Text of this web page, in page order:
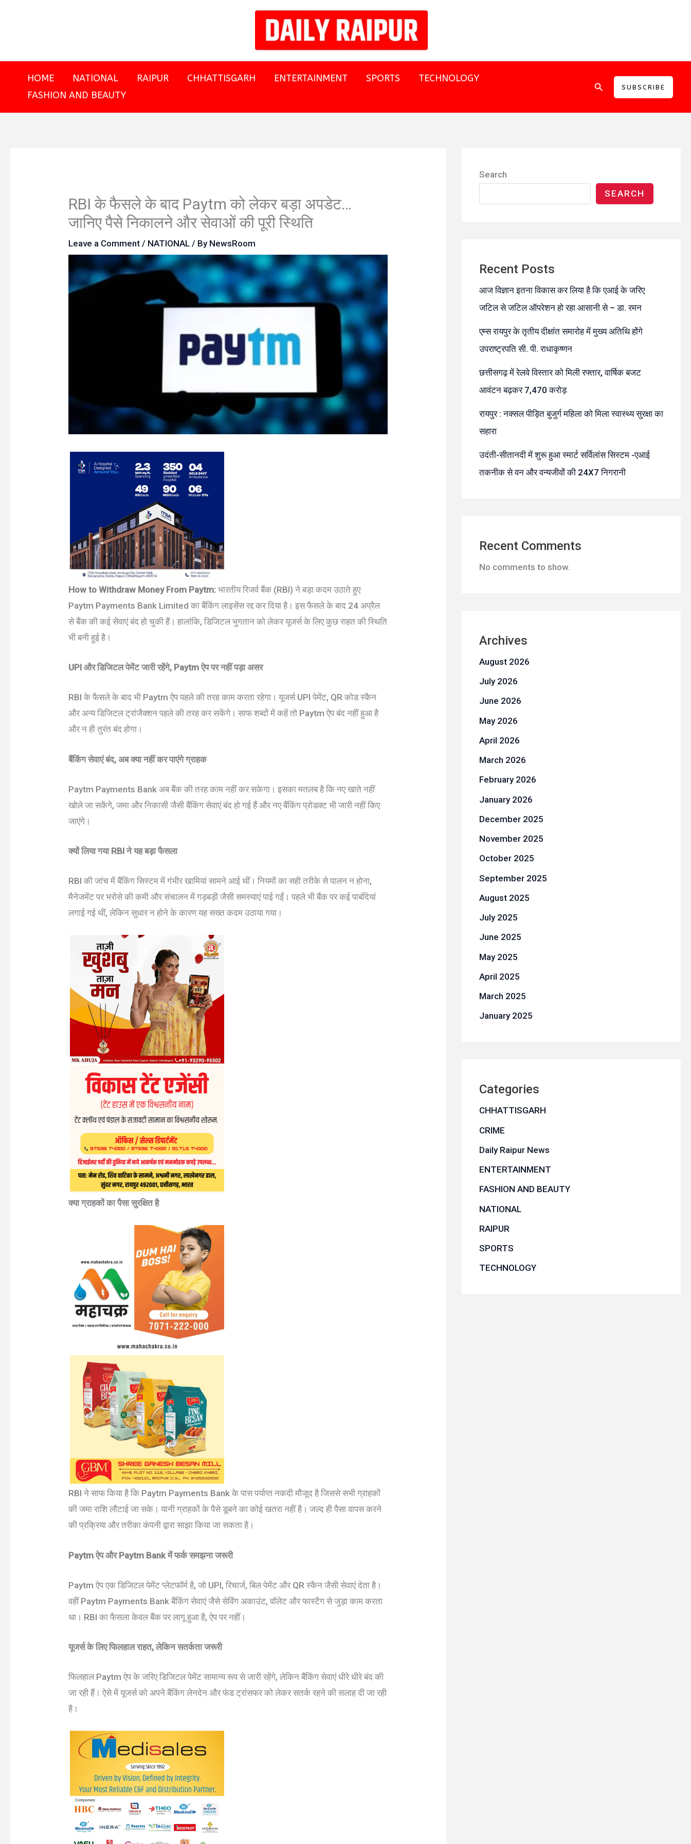
HOME NATIONAL RAIPUR CHHATTISGARH ENTERTAINMENT SPORTS
TECHNOLOGY
FASHION AND BEAUTY
SearchSUBSCRIBE
RBI के फैसले के बाद Paytm को लेकर बड़ा अपडेट…
जानिए पैसे निकालने और सेवाओं की पूरी स्थिति
Leave a Comment / NATIONAL / By NewsRoom
How to Withdraw Money From Paytm: भारतीय रिजर्व बैंक (RBI) ने बड़ा कदम उठाते हुए
Paytm Payments Bank Limited का बैंकिंग लाइसेंस रद्द कर दिया है। इस फैसले के बाद 24 अप्रैल
से बैंक की कई सेवाएं बंद हो चुकी हैं। हालांकि, डिजिटल भुगतान को लेकर यूजर्स के लिए कुछ राहत की स्थिति
भी बनी हुई है।
UPI और डिजिटल पेमेंट जारी रहेंगे, Paytm ऐप पर नहीं पड़ा असर
RBI के फैसले के बाद भी Paytm ऐप पहले की तरह काम करता रहेगा। यूजर्स UPI पेमेंट, QR कोड स्कैन
और अन्य डिजिटल ट्रांजैक्शन पहले की तरह कर सकेंगे। साफ शब्दों में कहें तो Paytm ऐप बंद नहीं हुआ है
और न ही तुरंत बंद होगा।
बैंकिंग सेवाएं बंद, अब क्या नहीं कर पाएंगे ग्राहक
Paytm Payments Bank अब बैंक की तरह काम नहीं कर सकेगा। इसका मतलब है कि नए खाते नहीं
खोले जा सकेंगे, जमा और निकासी जैसी बैंकिंग सेवाएं बंद हो गई हैं और नए बैंकिंग प्रोडक्ट भी जारी नहीं किए
जाएंगे।
क्यों लिया गया RBI ने यह बड़ा फैसला
RBI की जांच में बैंकिंग सिस्टम में गंभीर खामियां सामने आई थीं। नियमों का सही तरीके से पालन न होना,
मैनेजमेंट पर भरोसे की कमी और संचालन में गड़बड़ी जैसी समस्याएं पाई गईं। पहले भी बैंक पर कई पाबंदियां
लगाई गई थीं, लेकिन सुधार न होने के कारण यह सख्त कदम उठाया गया।
क्या ग्राहकों का पैसा सुरक्षित है
RBI ने साफ किया है कि Paytm Payments Bank के पास पर्याप्त नकदी मौजूद है जिससे सभी ग्राहकों
की जमा राशि लौटाई जा सके। यानी ग्राहकों के पैसे डूबने का कोई खतरा नहीं है। जल्द ही पैसा वापस करने
की प्रक्रिया और तरीका कंपनी द्वारा साझा किया जा सकता है।
Paytm ऐप और Paytm Bank में फर्क समझना जरूरी
Paytm ऐप एक डिजिटल पेमेंट प्लेटफॉर्म है, जो UPI, रिचार्ज, बिल पेमेंट और QR स्कैन जैसी सेवाएं देता है।
वहीं Paytm Payments Bank बैंकिंग सेवाएं जैसे सेविंग अकाउंट, वॉलेट और फास्टैग से जुड़ा काम करता
था। RBI का फैसला केवल बैंक पर लागू हुआ है, ऐप पर नहीं।
यूजर्स के लिए फिलहाल राहत, लेकिन सतर्कता जरूरी
फिलहाल Paytm ऐप के जरिए डिजिटल पेमेंट सामान्य रूप से जारी रहेंगे, लेकिन बैंकिंग सेवाएं धीरे धीरे बंद की
जा रही हैं। ऐसे में यूजर्स को अपने बैंकिंग लेनदेन और फंड ट्रांसफर को लेकर सतर्क रहने की सलाह दी जा रही
है।
Search
SEARCH
Recent Posts
आज विज्ञान इतना विकास कर लिया है कि एआई के जरिए
जटिल से जटिल ऑपरेशन हो रहा आसानी से – डा. रमन
एम्स रायपुर के तृतीय दीक्षांत समारोह में मुख्य अतिथि होंगे
उपराष्ट्रपति सी. पी. राधाकृष्णन
छत्तीसगढ़ में रेलवे विस्तार को मिली रफ्तार, वार्षिक बजट
आवंटन बढ़कर 7,470 करोड़
रायपुर : नक्सल पीड़ित बुजुर्ग महिला को मिला स्वास्थ्य सुरक्षा का
सहारा
उदंती-सीतानदी में शुरू हुआ स्मार्ट सर्विलांस सिस्टम -एआई
तकनीक से वन और वन्यजीवों की 24X7 निगरानी
Recent Comments
No comments to show.
Archives
August 2026
July 2026
June 2026
May 2026
April 2026
March 2026
February 2026
January 2026
December 2025
November 2025
October 2025
September 2025
August 2025
July 2025
June 2025
May 2025
April 2025
March 2025
January 2025
Categories
CHHATTISGARH
CRIME
Daily Raipur News
ENTERTAINMENT
FASHION AND BEAUTY
NATIONAL
RAIPUR
SPORTS
TECHNOLOGY